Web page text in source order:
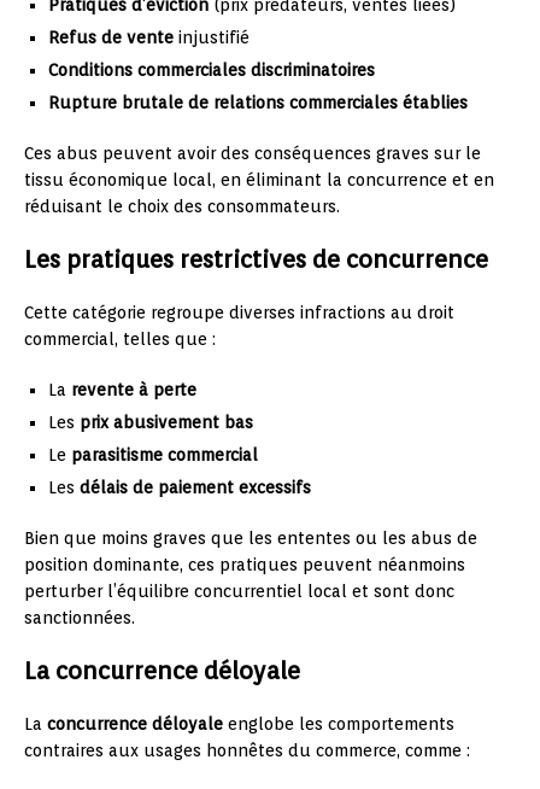
Pratiques d’éviction (prix prédateurs, ventes liées)
Refus de vente injustifié
Conditions commerciales discriminatoires
Rupture brutale de relations commerciales établies
Ces abus peuvent avoir des conséquences graves sur le
tissu économique local, en éliminant la concurrence et en
réduisant le choix des consommateurs.
Les pratiques restrictives de concurrence
Cette catégorie regroupe diverses infractions au droit
commercial, telles que :
La revente à perte
Les prix abusivement bas
Le parasitisme commercial
Les délais de paiement excessifs
Bien que moins graves que les ententes ou les abus de
position dominante, ces pratiques peuvent néanmoins
perturber l’équilibre concurrentiel local et sont donc
sanctionnées.
La concurrence déloyale
La concurrence déloyale englobe les comportements
contraires aux usages honnêtes du commerce, comme :